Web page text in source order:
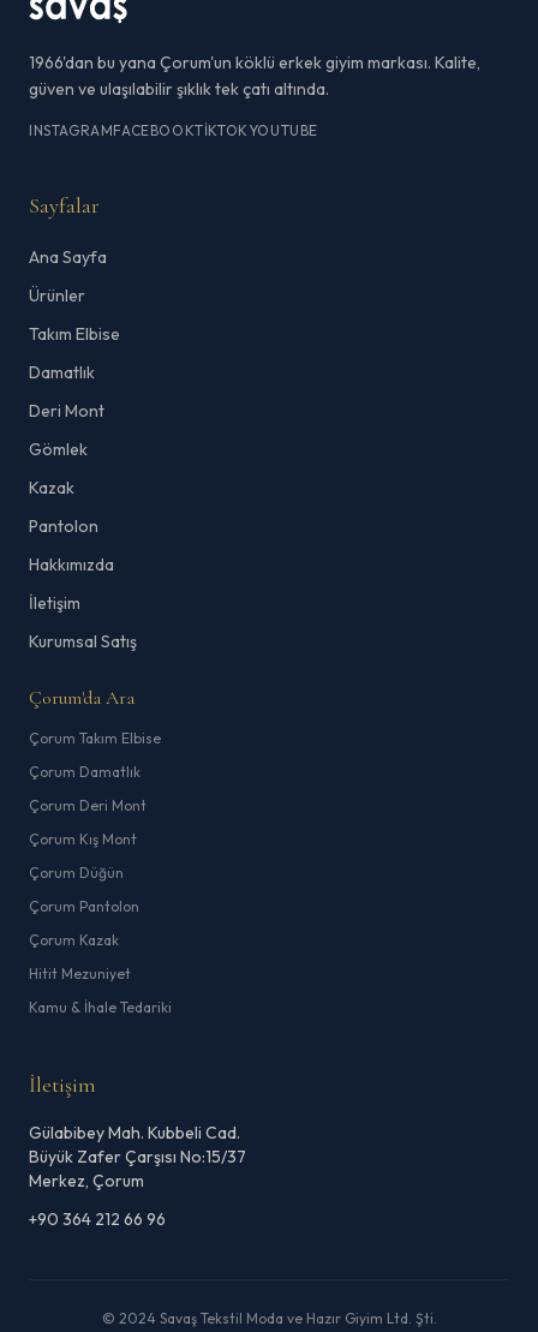
1966'dan bu yana Çorum'un köklü erkek giyim markası. Kalite,
güven ve ulaşılabilir şıklık tek çatı altında.
INSTAGRAMFACEBOOKTIKTOK YOUTUBE
Sayfalar
Ana Sayfa
Ürünler
Takım Elbise
Damatlık
Deri Mont
Gömlek
Kazak
Pantolon
Hakkımızda
İletişim
Kurumsal Satış
Çorum'da Ara
Çorum Takım Elbise
Çorum Damatlık
Çorum Deri Mont
Çorum Kış Mont
Çorum Düğün
Çorum Pantolon
Çorum Kazak
Hitit Mezuniyet
Kamu & İhale Tedariki
İletişim
Gülabibey Mah. Kubbeli Cad.
Büyük Zafer Çarşısı No:15/37
Merkez, Çorum
+90 364 212 66 96
© 2024 Savaş Tekstil Moda ve Hazır Giyim Ltd. Şti.